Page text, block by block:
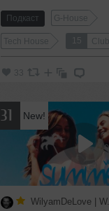
Подкаст G-House
Tech House 15
33
31 New!
WilyamDeLove |